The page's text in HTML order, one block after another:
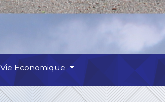
Vie Economique